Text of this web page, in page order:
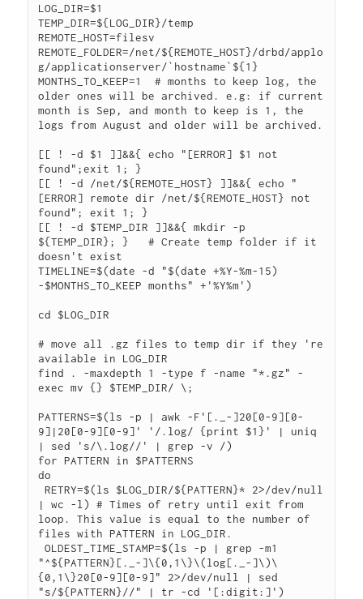
LOG_DIR=$1
TEMP_DIR=${LOG_DIR}/temp
REMOTE_HOST=filesv
REMOTE_FOLDER=/net/${REMOTE_HOST}/drbd/applo
g/applicationserver/`hostname`${1}
MONTHS_TO_KEEP=1  # months to keep log, the
older ones will be archived. e.g: if current
month is Sep, and month to keep is 1, the
logs from August and older will be archived.
[[ ! -d $1 ]]&&{ echo "[ERROR] $1 not
found";exit 1; }
[[ ! -d /net/${REMOTE_HOST} ]]&&{ echo "
[ERROR] remote dir /net/${REMOTE_HOST} not
found"; exit 1; }
[[ ! -d $TEMP_DIR ]]&&{ mkdir -p
${TEMP_DIR}; }   # Create temp folder if it
doesn't exist
TIMELINE=$(date -d "$(date +%Y-%m-15)
-$MONTHS_TO_KEEP months" +'%Y%m')
cd $LOG_DIR
# move all .gz files to temp dir if they 're
available in LOG_DIR
find . -maxdepth 1 -type f -name "*.gz" -
exec mv {} $TEMP_DIR/ \;
PATTERNS=$(ls -p | awk -F'[._-]20[0-9][0-
9]|20[0-9][0-9]' '/.log/ {print $1}' | uniq
| sed 's/\.log//' | grep -v /)
for PATTERN in $PATTERNS
do
RETRY=$(ls $LOG_DIR/${PATTERN}* 2>/dev/null
| wc -l) # Times of retry until exit from
loop. This value is equal to the number of
files with PATTERN in LOG_DIR.
OLDEST_TIME_STAMP=$(ls -p | grep -m1
"^${PATTERN}[._-]\{0,1\}\(log[._-]\)\
{0,1\}20[0-9][0-9]" 2>/dev/null | sed
"s/${PATTERN}//" | tr -cd '[:digit:]')